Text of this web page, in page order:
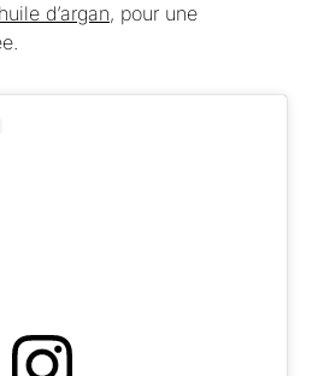
huile d’argan, pour une